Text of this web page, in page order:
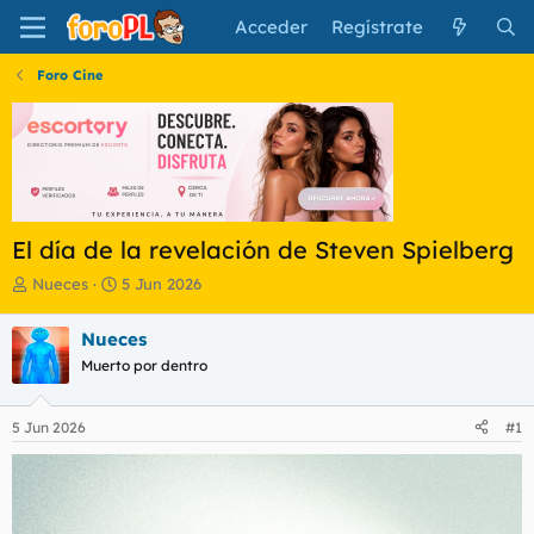
Acceder Regístrate
Foro Cine
El día de la revelación de Steven Spielberg
I
i
c
i
a
d
o
r
Nueces
F
h
a
e
n
5 Jun 2026
Nueces
Muerto por dentro
5 Jun 2026 #1